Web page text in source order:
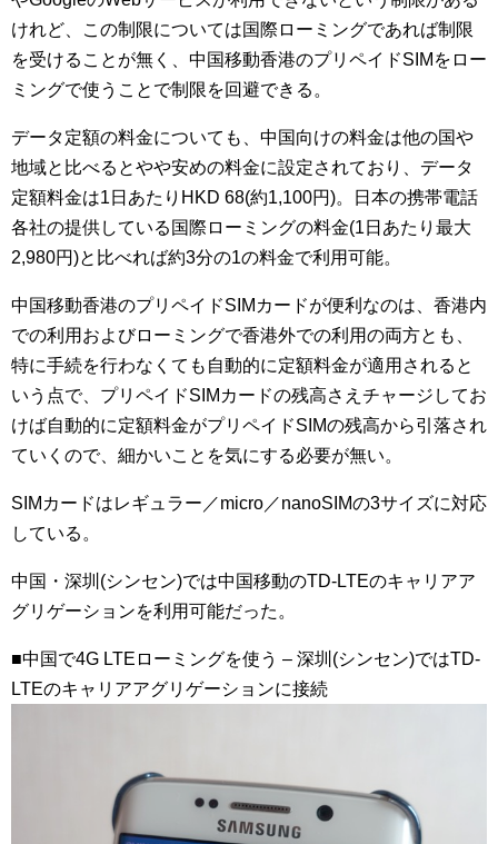
けれど、この制限については国際ローミングであれば制限
を受けることが無く、中国移動香港のプリペイドSIMをロー
ミングで使うことで制限を回避できる。
データ定額の料金についても、中国向けの料金は他の国や
地域と比べるとやや安めの料金に設定されており、データ
定額料金は1日あたりHKD 68(約1,100円)。日本の携帯電話
各社の提供している国際ローミングの料金(1日あたり最大
2,980円)と比べれば約3分の1の料金で利用可能。
中国移動香港のプリペイドSIMカードが便利なのは、香港内
での利用およびローミングで香港外での利用の両方とも、
特に手続を行わなくても自動的に定額料金が適用されると
いう点で、プリペイドSIMカードの残高さえチャージしてお
けば自動的に定額料金がプリペイドSIMの残高から引落され
ていくので、細かいことを気にする必要が無い。
SIMカードはレギュラー／micro／nanoSIMの3サイズに対応
している。
中国・深圳(シンセン)では中国移動のTD-LTEのキャリアア
グリゲーションを利用可能だった。
■中国で4G LTEローミングを使う – 深圳(シンセン)ではTD-
LTEのキャリアアグリゲーションに接続